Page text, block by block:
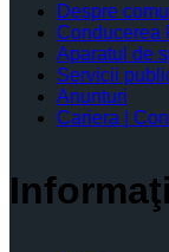
Despre
Conducerea
Aparatul de
Servicii
Anunturi
Cariera |